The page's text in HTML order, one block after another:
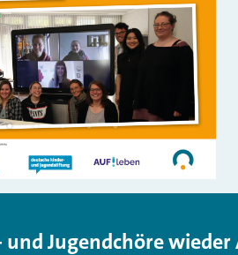
und Jugendchöre wieder